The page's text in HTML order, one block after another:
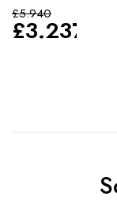
£5.940
£3.237